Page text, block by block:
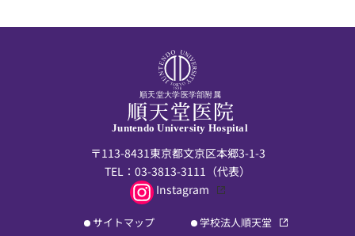
順天堂大学医学部附属
Juntendo University Hospital
〒113-8431東京都文京区本郷3-1-3
TEL： 03-3813-3111 （代表）
Instagram
サイトマップ
学校法人順天堂